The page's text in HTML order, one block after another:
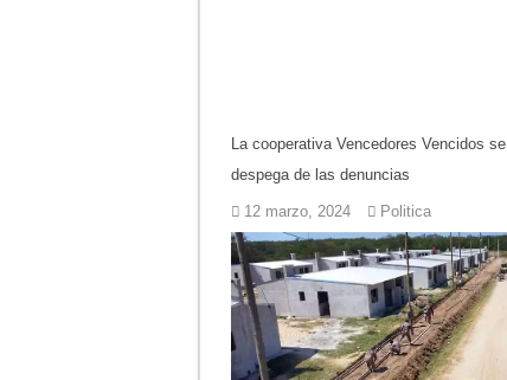
La cooperativa Vencedores Vencidos se
despega de las denuncias
12 marzo, 2024 Politica